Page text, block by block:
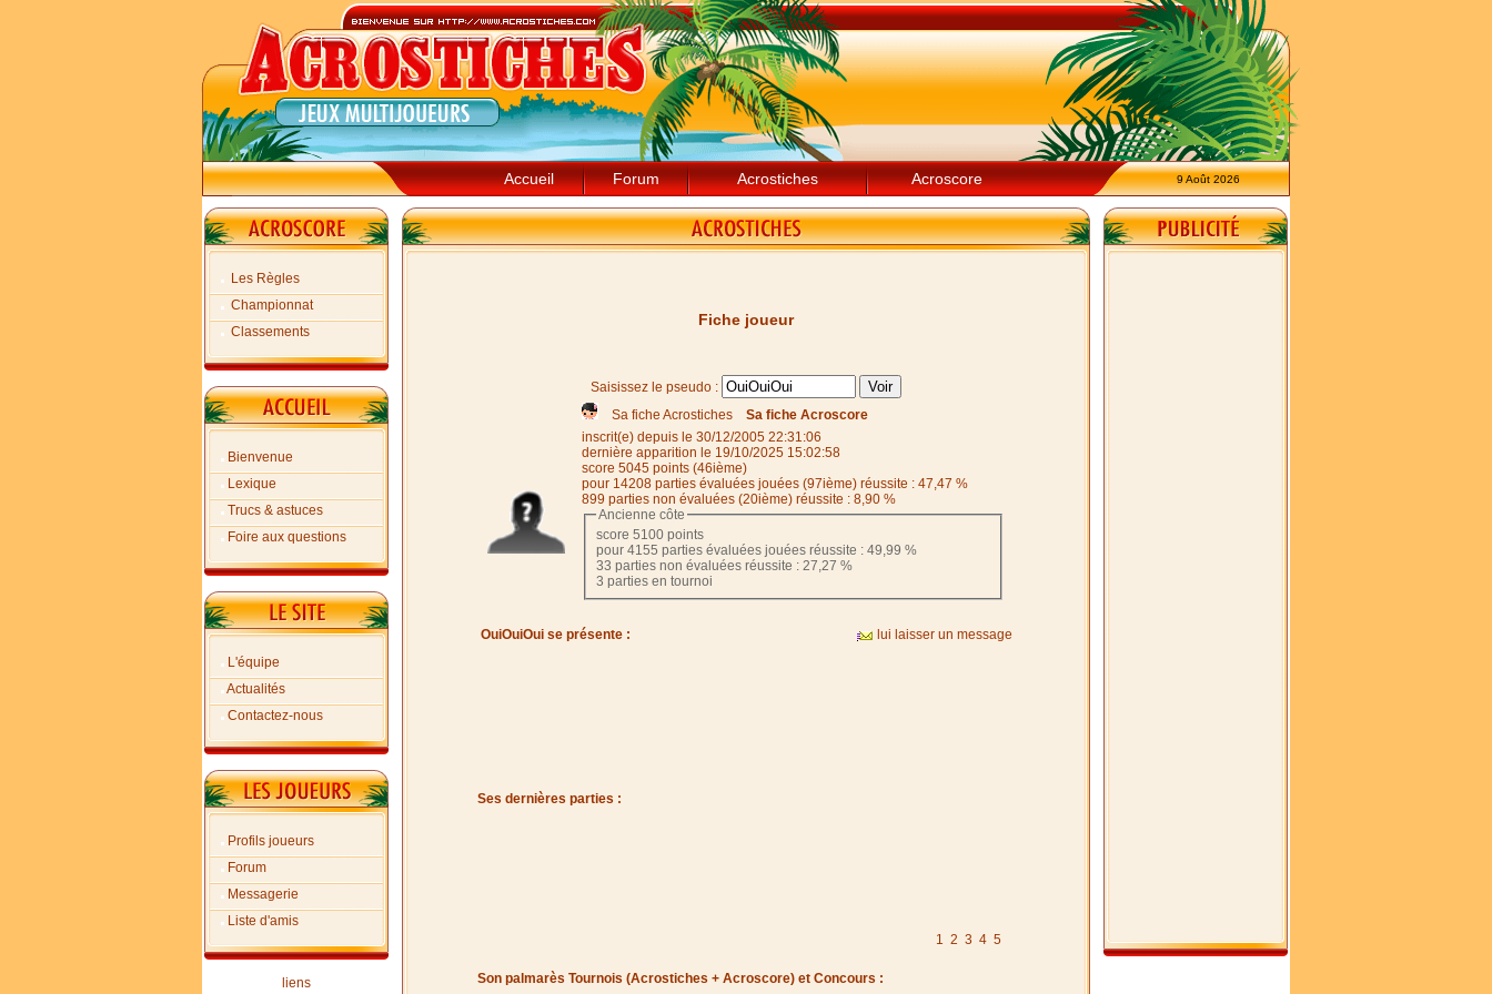
Accueil Forum Acrostiches Acroscore 9 Août 2026
Les Règles
Championnat
Classements
Bienvenue
Lexique
Trucs & astuces
Foire aux questions
L'équipe
Actualités
Contactez-nous
Profils joueurs
Forum
Messagerie
Liste d'amis
liens
Fiche joueur
Saisissez le pseudo :
Sa fiche Acrostiches
Sa fiche Acroscore
inscrit(e) depuis le 30/12/2005 22:31:06
dernière apparition le 19/10/2025 15:02:58
score 5045 points (46ième)
pour 14208 parties évaluées jouées (97ième) réussite : 47,47 %
899 parties non évaluées (20ième) réussite : 8,90 %
Ancienne côte
score 5100 points
pour 4155 parties évaluées jouées réussite : 49,99 %
33 parties non évaluées réussite : 27,27 %
3 parties en tournoi
OuiOuiOui se présente : lui laisser un message
Ses dernières parties :
1 2 3 4 5
Son palmarès Tournois (Acrostiches + Acroscore) et Concours :